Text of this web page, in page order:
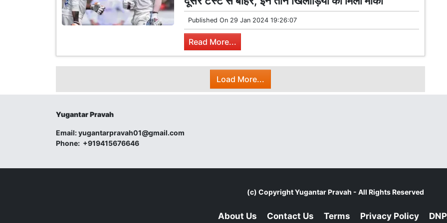
Published On 29 Jan 2024 19:26:07
Read More...
Load More...
Yugantar Pravah
Email:yugantarpravah01@gmail.com
Phone: +919415676646
(c) CopyrightYugantar Pravah - All Rights Reserved
About Us Contact Us Terms Privacy Policy